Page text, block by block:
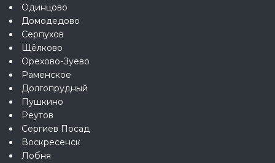
Одинцово
Домодедово
Серпухов
Щёлково
Орехово-Зуево
Раменское
Долгопрудный
Пушкино
Реутов
Сергиев Посад
Воскресенск
Лобня